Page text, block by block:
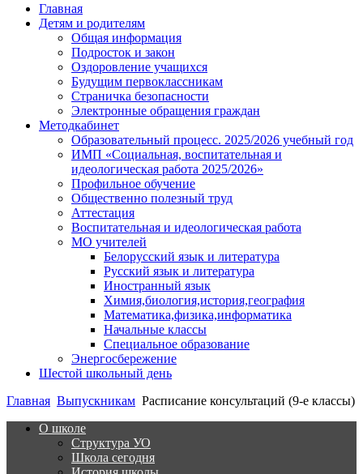
Главная
Детям и родителям
Общая информация
Подросток и закон
Оздоровление учащихся
Будущим первоклассникам
Страничка безопасности
Электронные обращения граждан
Методкабинет
Образовательный процесс. 2025/2026 учебный год
ИМП «Социальная, воспитательная и
идеологическая работа 2025/2026»
Профильное обучение
Общественно полезный труд
Аттестация
Воспитательная и идеологическая работа
МО учителей
Белорусский язык и литература
Русский язык и литература
Иностранный язык
Химия,биология,история,география
Математика,физика,информатика
Начальные классы
Специальное образование
Энергосбережение
Шестой школьный день
Главная Выпускникам Расписание консультаций (9-е классы)
О школе
Структура УО
Школа сегодня